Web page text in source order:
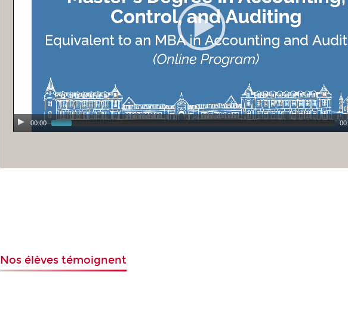
00:00
Nos élèves témoignent